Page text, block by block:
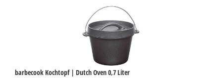
barbecook Kochtopf | Dutch Oven 0,7 Liter